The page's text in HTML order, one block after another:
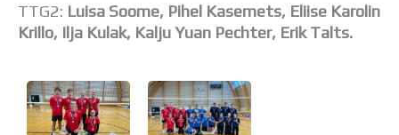
Tööpakkumised
TTG2: Luisa Soome, Pihel Kasemets, Eliise Karolin
Krillo, Ilja Kulak, Kalju Yuan Pechter, Erik Talts.